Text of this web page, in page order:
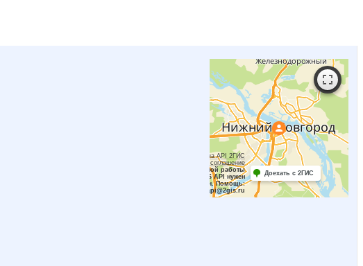
Работает на API 2ГИС
Лицензионное соглашение
Для корректной работы
Raster JS API нужен
ключ. Помощь:
api@2gis.ru
Доехать с 2ГИС